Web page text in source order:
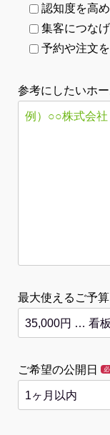
認知度を高
集客につな
予約や注文
参考にしたいホ
最大使えるご予算
ご希望の公開日